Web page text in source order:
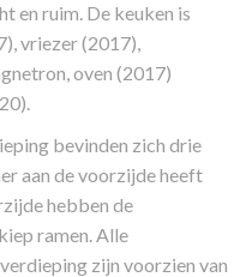
en ruim. De keuken is
vriezer (2017),
oven (2017)
bevinden zich drie
aan de voorzijde heeft
hebben de
ramen. Alle
zijn voorzien van